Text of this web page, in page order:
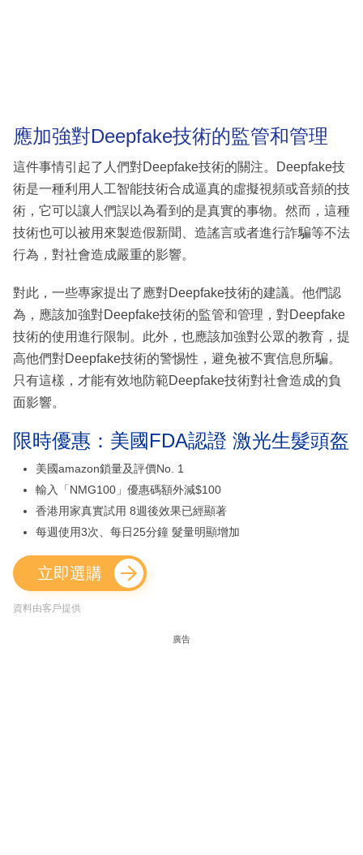
應加強對Deepfake技術的監管和管理
這件事情引起了人們對Deepfake技術的關注。Deepfake技
術是一種利用人工智能技術合成逼真的虛擬視頻或音頻的技
術，它可以讓人們誤以為看到的是真實的事物。然而，這種
技術也可以被用來製造假新聞、造謠言或者進行詐騙等不法
行為，對社會造成嚴重的影響。
對此，一些專家提出了應對Deepfake技術的建議。他們認
為，應該加強對Deepfake技術的監管和管理，對Deepfake
技術的使用進行限制。此外，也應該加強對公眾的教育，提
高他們對Deepfake技術的警惕性，避免被不實信息所騙。
只有這樣，才能有效地防範Deepfake技術對社會造成的負
面影響。
限時優惠：美國FDA認證 激光生髮頭盔
美國amazon鎖量及評價No. 1
輸入「NMG100」優惠碼額外減$100
香港用家真實試用 8週後效果已經顯著
每週使用3次、每日25分鐘 髮量明顯增加
立即選購
資料由客戶提供
廣告